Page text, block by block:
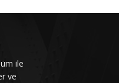
ile
ve